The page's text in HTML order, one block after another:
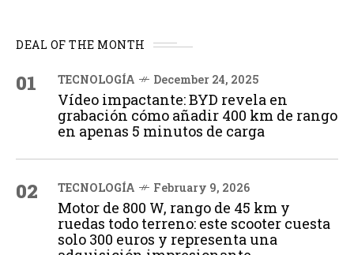
DEAL OF THE MONTH
01 TECNOLOGÍA December 24, 2025
Vídeo impactante: BYD revela en
grabación cómo añadir 400 km de rango
en apenas 5 minutos de carga
02 TECNOLOGÍA February 9, 2026
Motor de 800 W, rango de 45 km y
ruedas todo terreno: este scooter cuesta
solo 300 euros y representa una